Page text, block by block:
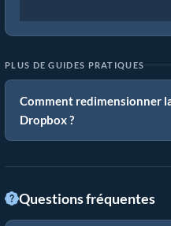
PLUS DE GUIDES PRATIQUES
Comment redimensionner
Dropbox ?
Questions fréquentes